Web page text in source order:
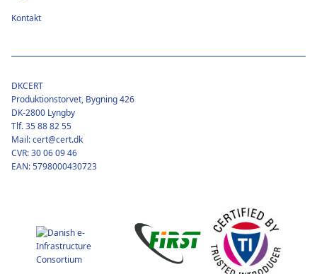
Kontakt
DKCERT
Produktionstorvet, Bygning 426
DK-2800 Lyngby
Tlf. 35 88 82 55
Mail: cert@cert.dk
CVR: 30 06 09 46
EAN: 5798000430723